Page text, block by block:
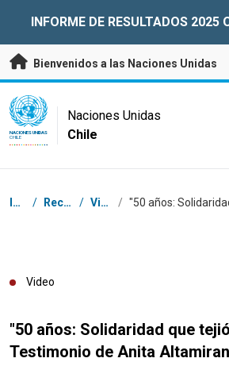
INFORME DE RESULTADOS 2025
Bienvenidos a las Naciones Unidas
UN Logo
NACIONES UNIDAS
CHILE
Naciones Unidas
Chile
Coordenadas dentro de la ruta de
Inicio / Recursos / Videos /
Video
"50 años: Solidaridad que
Testimonio de Anita